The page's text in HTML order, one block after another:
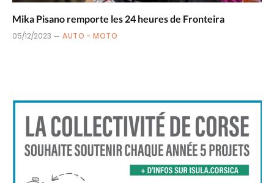
Mika Pisano remporte les 24 heures de Fronteira
05/12/2023 AUTO - MOTO